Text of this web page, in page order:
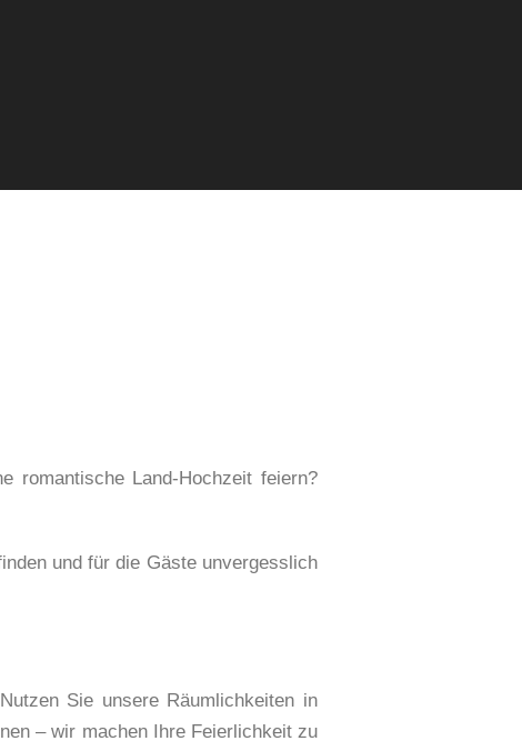
romantische Land-Hochzeit feiern?
und für die Gäste unvergesslich
Sie unsere Räumlichkeiten in
– wir machen Ihre Feierlichkeit zu